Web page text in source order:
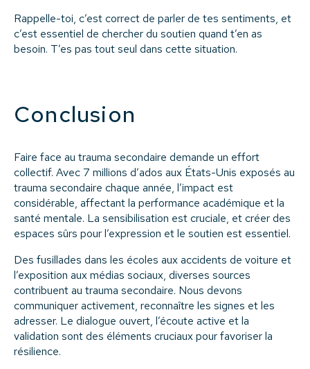
Rappelle-toi, c’est correct de parler de tes sentiments, et
c’est essentiel de chercher du soutien quand t’en as
besoin. T’es pas tout seul dans cette situation.
Conclusion
Faire face au trauma secondaire demande un effort
collectif. Avec 7 millions d’ados aux États-Unis exposés au
trauma secondaire chaque année, l’impact est
considérable, affectant la performance académique et la
santé mentale. La sensibilisation est cruciale, et créer des
espaces sûrs pour l’expression et le soutien est essentiel.
Des fusillades dans les écoles aux accidents de voiture et
l’exposition aux médias sociaux, diverses sources
contribuent au trauma secondaire. Nous devons
communiquer activement, reconnaître les signes et les
adresser. Le dialogue ouvert, l’écoute active et la
validation sont des éléments cruciaux pour favoriser la
résilience.